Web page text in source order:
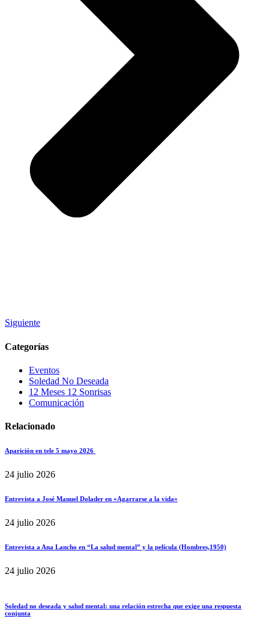
Siguiente
Categorías
Eventos
Soledad No Deseada
12 Meses 12 Sonrisas
Comunicación
Relacionado
Aparición en tele 5 mayo 2026
24 julio 2026
Entrevista a José Manuel Dolader en «Agarrarse a la vida»
24 julio 2026
Entrevista a Ana Lancho en “La salud mental” y la película (Hombres,1950)
24 julio 2026
Soledad no deseada y salud mental: una relación estrecha que exige una respuesta
conjunta